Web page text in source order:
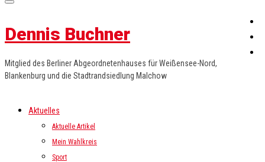
Dennis Buchner
Mitglied des Berliner Abgeordnetenhauses für Weißensee-Nord,
Blankenburg und die Stadtrandsiedlung Malchow
Aktuelles
Aktuelle Artikel
Mein Wahlkreis
Sport